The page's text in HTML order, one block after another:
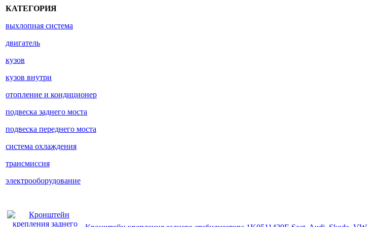
КАТЕГОРИЯ
выхлопная система
двигатель
кузов
кузов внутри
отопление и кондиционер
подвеска заднего моста
подвеска переднего моста
система охлаждения
трансмиссия
электрооборудование